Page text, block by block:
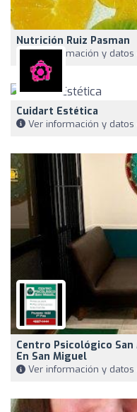
Nutrición Ruiz Pasman
Ver información y datos
Cuidart Estética
Ver información y datos
Centro Psicológico
En San Miguel
Ver información y datos